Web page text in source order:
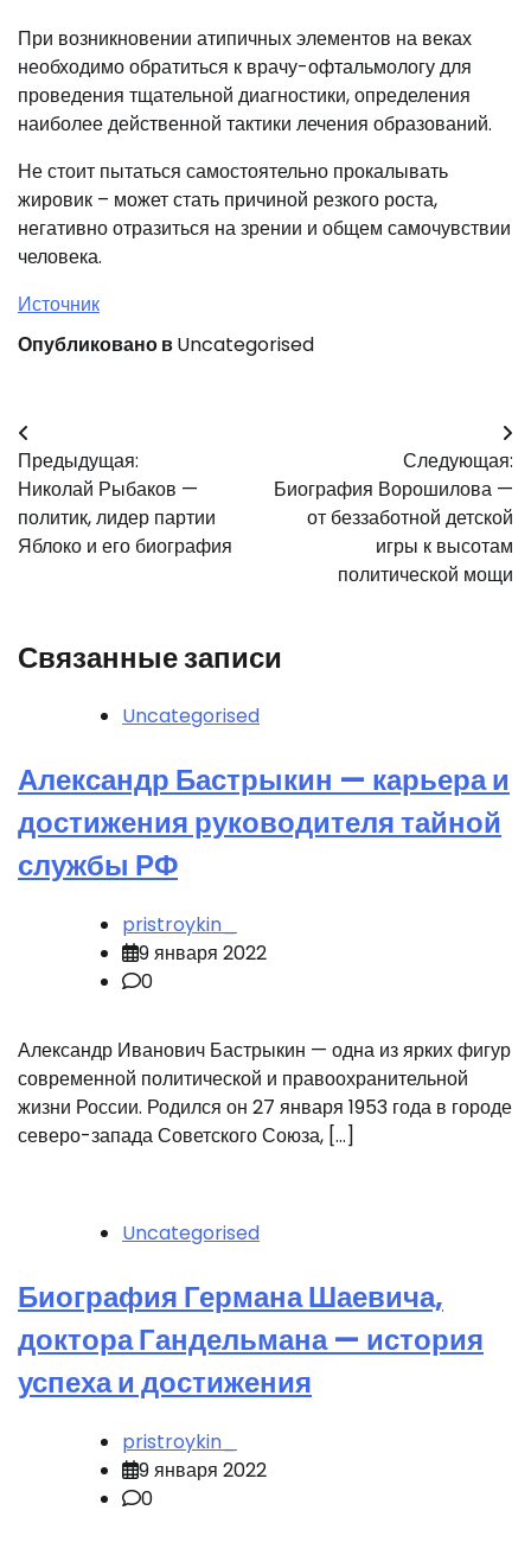
При возникновении атипичных элементов на веках
необходимо обратиться к врачу-офтальмологу для
проведения тщательной диагностики, определения
наиболее действенной тактики лечения образований.
Не стоит пытаться самостоятельно прокалывать
жировик – может стать причиной резкого роста,
негативно отразиться на зрении и общем самочувствии
человека.
Источник
Опубликовано вUncategorised
Навигация
по
записям
Предыдущая:
Николай Рыбаков —
политик, лидер партии
Яблоко и его биография
Следующая:
Биография Ворошилова —
от беззаботной детской
игры к высотам
политической мощи
Связанные записи
Uncategorised
Александр Бастрыкин — карьера и
достижения руководителя тайной
службы РФ
pristroykin_
9 января 2022
0
Александр Иванович Бастрыкин — одна из ярких фигур
современной политической и правоохранительной
жизни России. Родился он 27 января 1953 года в городе
северо-запада Советского Союза, […]
Uncategorised
Биография Германа Шаевича,
доктора Гандельмана — история
успеха и достижения
pristroykin_
9 января 2022
0